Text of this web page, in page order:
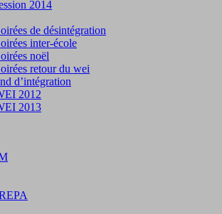
2014
de désintégration
inter-école
noël
retour du wei
d’intégration
2012
2013